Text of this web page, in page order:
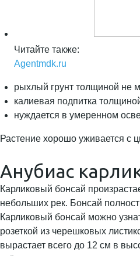
Читайте также:
Agentmdk.ru
рыхлый грунт толщиной не
калиевая подпитка
нуждается в умеренном
Растение хорошо уживается с
Анубиас
Карликовый бонсай
небольших рек. Бонсай
Карликовый бонсай можно
розеткой из черешковых
вырастает всего до 12 см в